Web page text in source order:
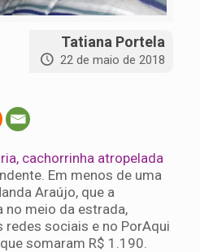
Tatiana Portela
22 de maio de 2018
cachorrinha atropelada
Em menos de uma
Araújo, que a
no meio da estrada,
redes sociais e no PorAqui
somaram R$ 1.190.